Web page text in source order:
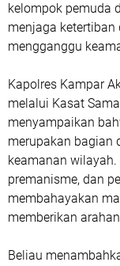
kelompok pemuda
menjaga
mengganggu
Kapolres Kampar
melalui Kasat
menyampaikan
merupakan bagian
keamanan
premanisme, dan
membahayakan
memberikan
Beliau